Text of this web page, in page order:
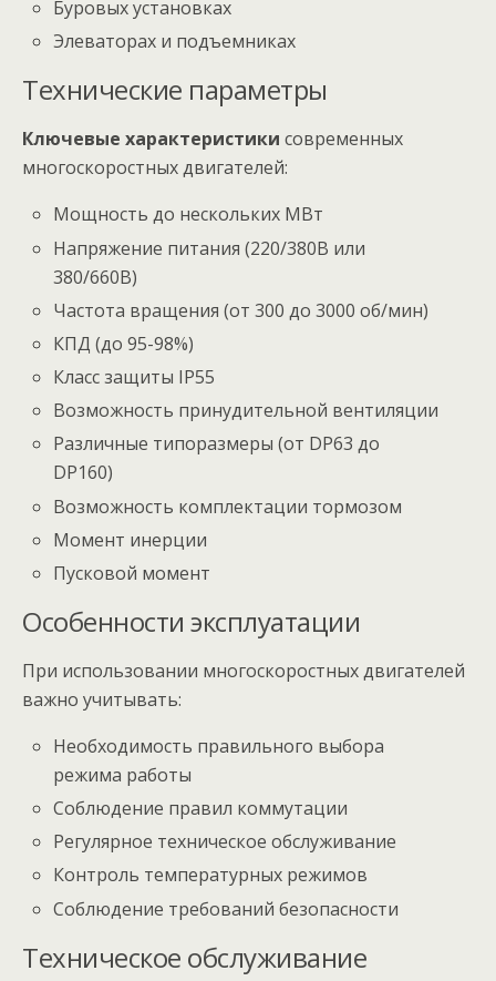
Буровых установках
Элеваторах и подъемниках
Технические параметры
Ключевые характеристики современных
многоскоростных двигателей:
Мощность до нескольких МВт
Напряжение питания (220/380В или
380/660В)
Частота вращения (от 300 до 3000 об/мин)
КПД (до 95-98%)
Класс защиты IP55
Возможность принудительной вентиляции
Различные типоразмеры (от DP63 до
DP160)
Возможность комплектации тормозом
Момент инерции
Пусковой момент
Особенности эксплуатации
При использовании многоскоростных двигателей
важно учитывать:
Необходимость правильного выбора
режима работы
Соблюдение правил коммутации
Регулярное техническое обслуживание
Контроль температурных режимов
Соблюдение требований безопасности
Техническое обслуживание